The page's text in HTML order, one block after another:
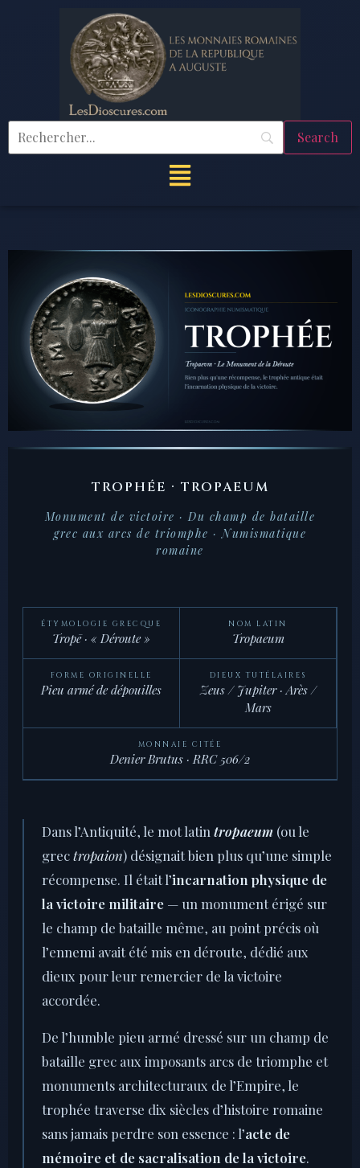
TROPHÉE · TROPAEUM
Monument de victoire · Du champ de bataille
grec aux arcs de triomphe · Numismatique
romaine
ÉTYMOLOGIE GRECQUE
Tropē · « Déroute »
NOM LATIN
Tropaeum
FORME ORIGINELLE
Pieu armé de dépouilles
DIEUX TUTÉLAIRES
Zeus / Jupiter · Arès /
Mars
MONNAIE CITÉE
Denier Brutus · RRC 506/2
Dans l’Antiquité, le mot latin tropaeum (ou le
grectropaion) désignait bien plus qu’une simple
récompense. Il était l’incarnation physique de
la victoire militaire — un monument érigé sur
le champ de bataille même, au point précis où
l’ennemi avait été mis en déroute, dédié aux
dieux pour leur remercier de la victoire
accordée.
De l’humble pieu armé dressé sur un champ de
bataille grec aux imposants arcs de triomphe et
monuments architecturaux de l’Empire, le
trophée traverse dix siècles d’histoire romaine
sans jamais perdre son essence : l’acte de
mémoire et de sacralisation de la victoire.